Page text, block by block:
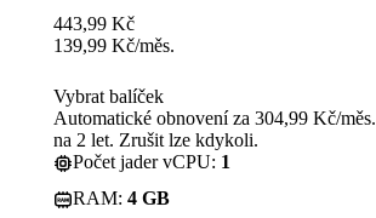
443,99 Kč
139,99 Kč/měs.
Vybrat balíček
Automatické obnovení za 304,99 Kč/měs.
na 2 let. Zrušit lze kdykoli.
Počet jader vCPU: 1
RAM: 4 GB